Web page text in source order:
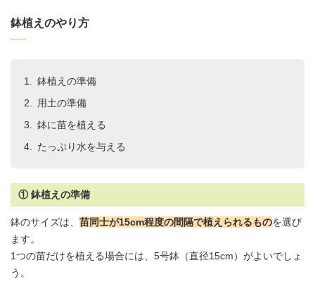
鉢植えのやり方
鉢植えの準備
用土の準備
鉢に苗を植える
たっぷり水を与える
① 鉢植えの準備
鉢のサイズは、 苗同士が15cm程度の間隔で植えられるものを選び
ます。
1つの苗だけを植える場合には、5号鉢（直径15cm）がよいでしょ
う。